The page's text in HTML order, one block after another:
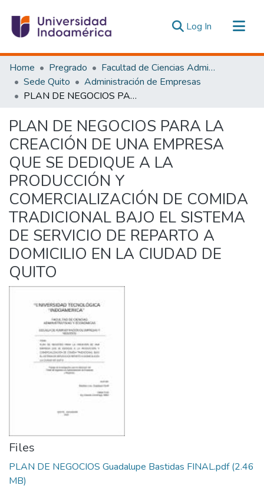
Log In (current)
Communities & Collections
All of DSpace
Statistics
Home Pregrado
Facultad de Ciencias Administrativas y Económicas
Sede Quito
Administración de Empresas
PLAN DE NEGOCIOS PARA LA CREACIÓN DE UNA EMPRESA QUE SE DEDIQUE A LA PRODUCCIÓN Y COMERCIALIZACIÓN DE COMIDA TRADICIONAL BAJO EL SISTEMA DE SERVICIO DE REPARTO A DOMICILIO EN LA CIUDAD DE QUITO
PLAN DE NEGOCIOS PARA LA
CREACIÓN DE UNA EMPRESA
QUE SE DEDIQUE A LA
PRODUCCIÓN Y
COMERCIALIZACIÓN DE COMIDA
TRADICIONAL BAJO EL SISTEMA
DE SERVICIO DE REPARTO A
DOMICILIO EN LA CIUDAD DE
QUITO
Files
PLAN DE NEGOCIOS Guadalupe Bastidas FINAL.pdf(2.46
MB)